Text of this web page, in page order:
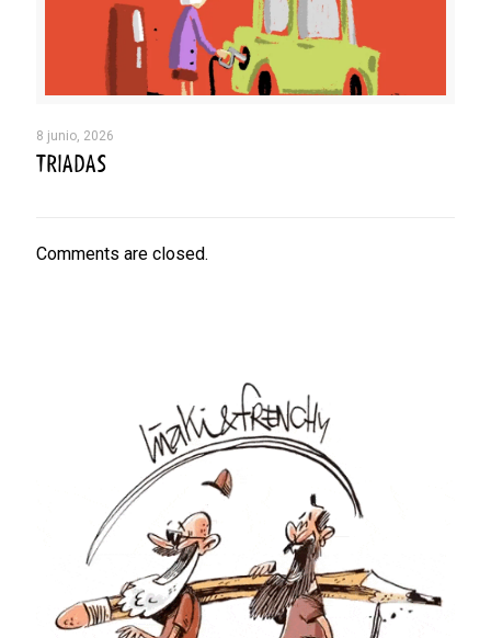
8 junio, 2026
TRIADAS
Comments are closed.